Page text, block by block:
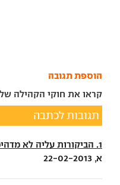
הוספת תגובה
קראו את חוקי הקהילה
תגובות לכתבה
1. הביקורות עליה לא מדהימות
א, 22-02-2013